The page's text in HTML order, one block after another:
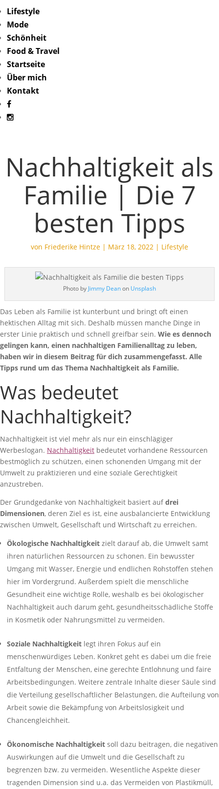
Lifestyle
Mode
Schönheit
Food & Travel
Startseite
Über mich
Kontakt
Nachhaltigkeit als
Familie | Die 7
besten Tipps
von Friederike Hintze | März 18, 2022 | Lifestyle
Photo by Jimmy Deanon Unsplash
Das Leben als Familie ist kunterbunt und bringt oft einen
hektischen Alltag mit sich. Deshalb müssen manche Dinge in
erster Linie praktisch und schnell greifbar sein. Wie es dennoch
gelingen kann, einen nachhaltigen Familienalltag zu leben,
haben wir in diesem Beitrag für dich zusammengefasst. Alle
Tipps rund um das Thema Nachhaltigkeit als Familie.
Was bedeutet
Nachhaltigkeit?
Nachhaltigkeit ist viel mehr als nur ein einschlägiger
Werbeslogan. Nachhaltigkeit bedeutet vorhandene Ressourcen
bestmöglich zu schützen, einen schonenden Umgang mit der
Umwelt zu praktizieren und eine soziale Gerechtigkeit
anzustreben.
Der Grundgedanke von Nachhaltigkeit basiert aufdrei
Dimensionen, deren Ziel es ist, eine ausbalancierte Entwicklung
zwischen Umwelt, Gesellschaft und Wirtschaft zu erreichen.
Ökologische Nachhaltigkeit zielt darauf ab, die Umwelt samt
ihren natürlichen Ressourcen zu schonen. Ein bewusster
Umgang mit Wasser, Energie und endlichen Rohstoffen stehen
hier im Vordergrund. Außerdem spielt die menschliche
Gesundheit eine wichtige Rolle, weshalb es bei ökologischer
Nachhaltigkeit auch darum geht, gesundheitsschädliche Stoffe
in Kosmetik oder Nahrungsmittel zu vermeiden.
Soziale Nachhaltigkeit legt ihren Fokus auf ein
menschenwürdiges Leben. Konkret geht es dabei um die freie
Entfaltung der Menschen, eine gerechte Entlohnung und faire
Arbeitsbedingungen. Weitere zentrale Inhalte dieser Säule sind
die Verteilung gesellschaftlicher Belastungen, die Aufteilung von
Arbeit sowie die Bekämpfung von Arbeitslosigkeit und
Chancengleichheit.
Ökonomische Nachhaltigkeit soll dazu beitragen, die negativen
Auswirkungen auf die Umwelt und die Gesellschaft zu
begrenzen bzw. zu vermeiden. Wesentliche Aspekte dieser
tragenden Dimension sind u.a. das Vermeiden von Plastikmüll,